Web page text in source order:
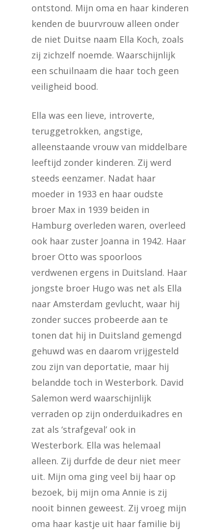
ontstond. Mijn oma en haar kinderen
kenden de buurvrouw alleen onder
de niet Duitse naam Ella Koch, zoals
zij zichzelf noemde. Waarschijnlijk
een schuilnaam die haar toch geen
veiligheid bood.
Ella was een lieve, introverte,
teruggetrokken, angstige,
alleenstaande vrouw van middelbare
leeftijd zonder kinderen. Zij werd
steeds eenzamer. Nadat haar
moeder in 1933 en haar oudste
broer Max in 1939 beiden in
Hamburg overleden waren, overleed
ook haar zuster Joanna in 1942. Haar
broer Otto was spoorloos
verdwenen ergens in Duitsland. Haar
jongste broer Hugo was net als Ella
naar Amsterdam gevlucht, waar hij
zonder succes probeerde aan te
tonen dat hij in Duitsland gemengd
gehuwd was en daarom vrijgesteld
zou zijn van deportatie, maar hij
belandde toch in Westerbork. David
Salemon werd waarschijnlijk
verraden op zijn onderduikadres en
zat als ‘strafgeval’ ook in
Westerbork. Ella was helemaal
alleen. Zij durfde de deur niet meer
uit. Mijn oma ging veel bij haar op
bezoek, bij mijn oma Annie is zij
nooit binnen geweest. Zij vroeg mijn
oma haar kastje uit haar familie bij